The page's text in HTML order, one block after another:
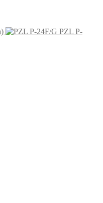
PZL P-